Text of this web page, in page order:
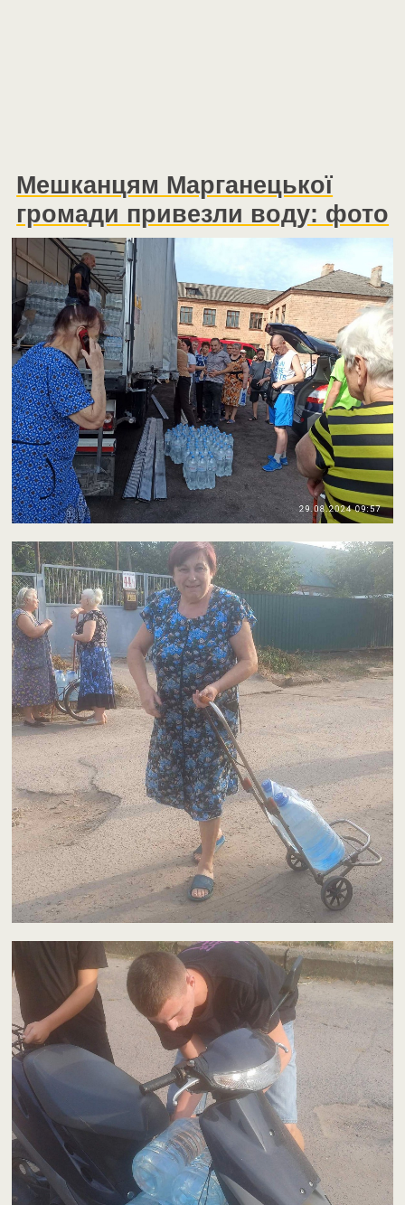
Мешканцям Марганецької
громади привезли воду: фото